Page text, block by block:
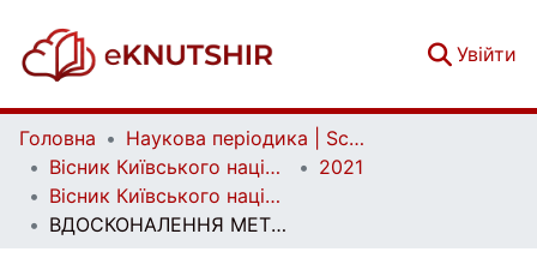
Увійти
Головна
Наукова періодика | Scientific periodicals
Вісник Київського національного університету імені Тараса Шевченка. Військово-спеціальні науки | Bulletin of Taras Shevchenko National University of Kyiv. Military-special sciences
2021
Вісник Київського національного університету імені Тараса Шевченка. Військово-спеціальні науки. Вип. 1 (45)
ВДОСКОНАЛЕННЯ МЕТОДИКИ МОНІТОРИНГУ ІНФОРМАЦІЙНОГО ПРОСТОРУ ЗА ДОПОМОГОЮ ГЕОІНФОРМАЦІЙНИХ СИСТЕМ